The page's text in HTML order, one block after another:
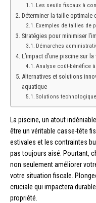
Les seuils fiscaux à
Déterminer la taille optimale
Exemples de tailles de
Stratégies pour minimiser
Démarches
L’impact d’une piscine sur
Analyse coût-bénéfice
Alternatives et solutions
aquatique
Solutions
La piscine, un atout
être un véritable casse-tête
estivales et les contraintes
pas toujours aisé. Pourtant,
non seulement améliorer
votre situation fiscale.
cruciale qui impactera
propriété.